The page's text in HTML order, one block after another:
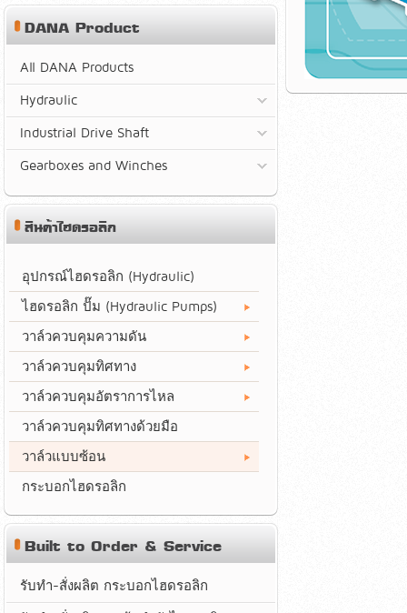
DANA Product
All DANA Products
Hydraulic
Industrial Drive Shaft
Gearboxes and Winches
สินค้าไฮดรอลิก
อุปกรณ์ไฮดรอลิก (Hydraulic)
ไฮดรอลิก ปั๊ม (Hydraulic Pumps)
วาล์วควบคุมความดัน
วาล์วควบคุมทิศทาง
วาล์วควบคุมอัตราการไหล
วาล์วควบคุมทิศทางด้วยมือ
วาล์วแบบซ้อน
กระบอกไฮดรอลิก
Built to Order & Service
รับทำ-สั่งผลิต กระบอกไฮดรอลิก